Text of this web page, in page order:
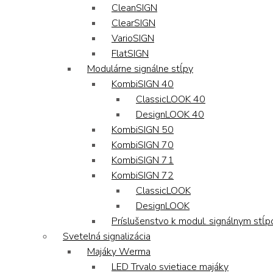
CleanSIGN
ClearSIGN
VarioSIGN
FlatSIGN
Modulárne signálne stĺpy
KombiSIGN 40
ClassicLOOK 40
DesignLOOK 40
KombiSIGN 50
KombiSIGN 70
KombiSIGN 71
KombiSIGN 72
ClassicLOOK
DesignLOOK
Príslušenstvo k modul. signálnym
Svetelná signalizácia
Majáky Werma
LED Trvalo svietiace majáky